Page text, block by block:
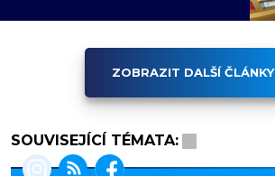
ZOBRAZIT DALŠÍ ČLÁNKY
SOUVISEJÍCÍ TÉMATA: